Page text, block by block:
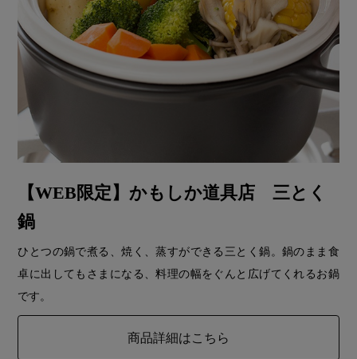
【WEB限定】かもしか道具店 三とく
鍋
ひとつの鍋で煮る、焼く、蒸すができる三とく鍋。鍋のまま食
卓に出してもさまになる、料理の幅をぐんと広げてくれるお鍋
です。
商品詳細はこちら